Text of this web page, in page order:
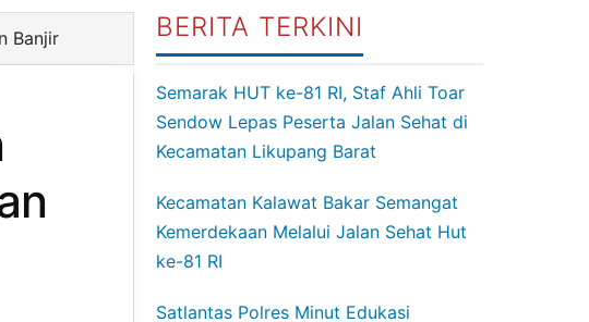
Banjir BERITA TERKINI
Semarak HUT ke-81 RI, Staf Ahli Toar
Sendow Lepas Peserta Jalan Sehat di
Kecamatan Likupang Barat
Kecamatan Kalawat Bakar Semangat
Kemerdekaan Melalui Jalan Sehat Hut
ke-81 RI
Satlantas Polres Minut Edukasi